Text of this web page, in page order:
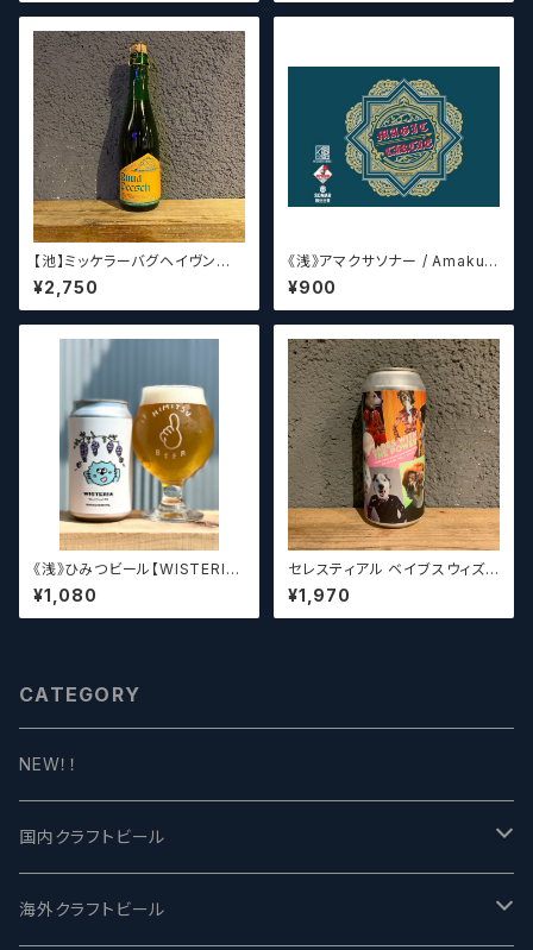
【池】ミッケラーバグヘイヴン
ルードペッシュ Mikkeller Bag
haven Ruud Peesch
¥2,750
《浅》アマクサソナー / Amakus
a sonar MAGIC CIRCLE 【ク
ラフトビールシザーズ】
¥900
《浅》ひみつビール【WISTERIA】
／ ウィステリア
¥1,080
セレスティアル ベイブスウィズ
ザパワー / Celestial Beerwo
rks Babes With the Power
¥1,970
CATEGORY
NEW！！
国内クラフトビール
UCHU BREWING -うちゅうブルーイング
海外クラフトビール